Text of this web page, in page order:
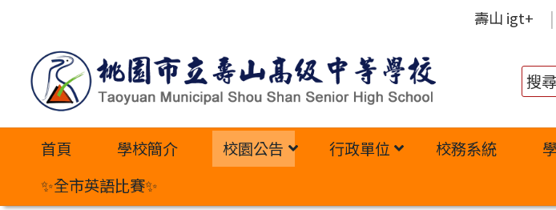
內
壽山 igt+
首頁 學校簡介 校園公告 行政單位 校務系統
✨全市英語比賽✨